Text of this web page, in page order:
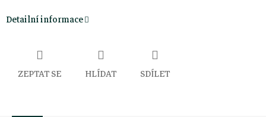
Detailní informace
ZEPTAT SE HLÍDAT SDÍLET